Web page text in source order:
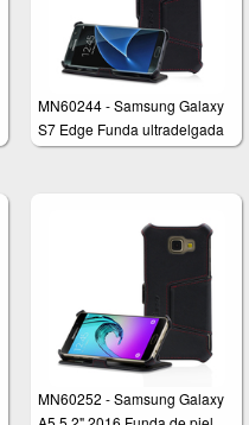
MN60244 - Samsung Galaxy
S7 Edge Funda ultradelgada
de MANNA
MN60252 - Samsung Galaxy